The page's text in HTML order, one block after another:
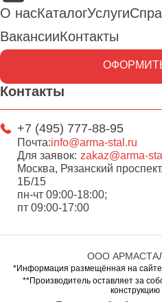
О насКаталогУслуги
ВакансииКонтакты
Контакты
+7 (495) 777-88-95
Почта:info@arma-stal.ru
Для заявок: zakaz@arma-
Москва, Рязанский
1Б/15
пн-чт 09:00-18:00;
пт 09:00-17:00
ООО
*Информация размещённая на
**Производитель оставляет за